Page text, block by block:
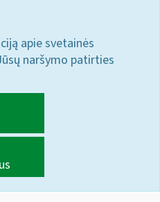
apie svetainės
naršymo patirties